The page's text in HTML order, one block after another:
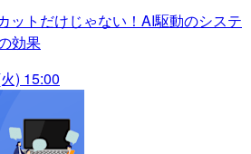
ットだけじゃない！AI駆動のシステ
効果
) 15:00